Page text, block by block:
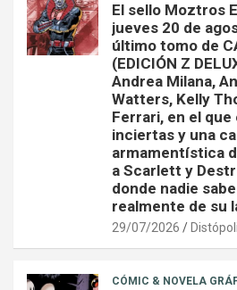
El sello Moztros
jueves 20 de
último tomo de
(EDICIÓN Z
Andrea Milana,
Watters, Kelly
Ferrari, en el que
inciertas y una
armamentística
a Scarlett y
donde nadie
realmente de su
29/07/2026
CÓMIC & NOVELA